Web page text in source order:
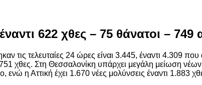
622 χθες – 75 θάνατοι – 749
τις τελευταίες 24 ώρες είναι 3.445, έναντι 4.309
χθες. Στη Θεσσαλονίκη υπάρχει μεγάλη μείωση
η Αττική έχει 1.670 νέες μολύνσεις έναντι 1.883